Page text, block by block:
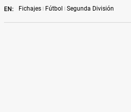
EN: Fichajes Fútbol Segunda División